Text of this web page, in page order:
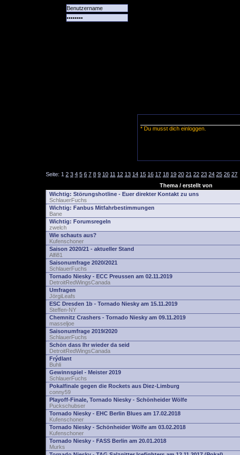
* Du musst dich einloggen.
Seite: 1 2 3 4 5 6 7 8 9 10 11 12 13 14 15 16 17 18 19 20 21 22 23 24 25 26 27
Thema / erstellt von
Wichtig: Störungshotline - Euer direkter Kontakt zu uns
SchlauerFuchs
Wichtig: Fanbus Mitfahrbestimmungen
Bane
Wichtig: Forumsregeln
zwelch
Wie schauts aus?
Kufenschoner
Saison 2020/21 - aktueller Stand
Alfi81
Saisonumfrage 2020/2021
SchlauerFuchs
Tornado Niesky - ECC Preussen am 02.11.2019
DetroitRedWingsCanada
Umfragen
JörgiLeafs
ESC Dresden 1b - Tornado Niesky am 15.11.2019
Steffen-NY
Chemnitz Crashers - Tornado Niesky am 09.11.2019
masseljoe
Saisonumfrage 2019/2020
SchlauerFuchs
Schön dass Ihr wieder da seid
DetroitRedWingsCanada
Frýdlant
Buhli
Gewinnspiel - Meister 2019
SchlauerFuchs
Pokalfinale gegen die Rockets aus Diez-Limburg
conny59
Playoff-Finale, Tornado Niesky - Schönheider Wölfe
Puckschubser
Tornado Niesky - EHC Berlin Blues am 17.02.2018
Kufenschoner
Tornado Niesky - Schönheider Wölfe am 03.02.2018
Kufenschoner
Tornado Niesky - FASS Berlin am 20.01.2018
Murks